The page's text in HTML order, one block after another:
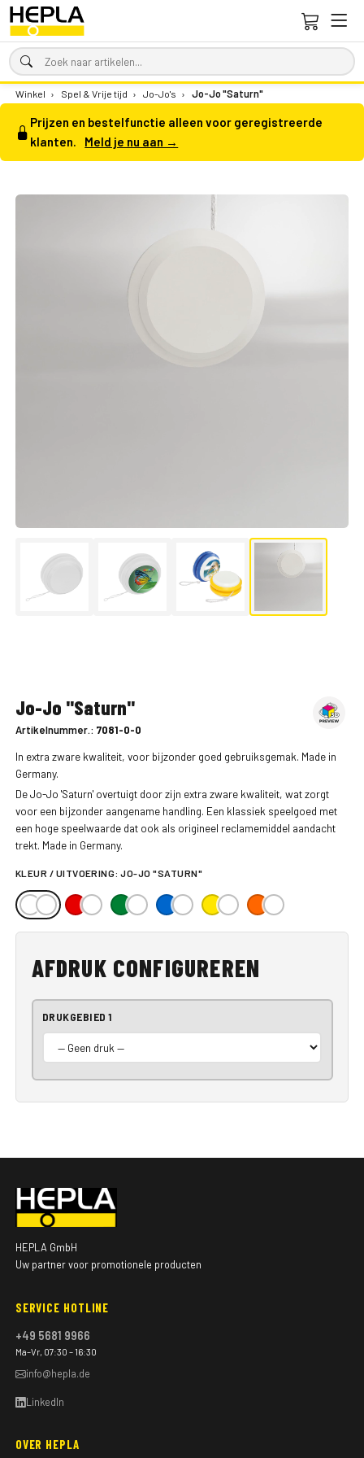
Winkel › Spel & Vrije tijd › Jo-Jo's › Jo-Jo "Saturn"
Prijzen en bestelfunctie alleen voor geregistreerde
klanten.
Meld je nu aan →
Jo-Jo "Saturn"
Artikelnummer.: 7081-0-0
In extra zware kwaliteit, voor bijzonder goed gebruiksgemak. Made in
Germany.
De Jo-Jo 'Saturn' overtuigt door zijn extra zware kwaliteit, wat zorgt
voor een bijzonder aangename handling. Een klassiek speelgoed met
een hoge speelwaarde dat ook als origineel reclamemiddel aandacht
trekt. Made in Germany.
KLEUR / UITVOERING:JO-JO "SATURN"
AFDRUK CONFIGUREREN
DRUKGEBIED 1
HEPLA GmbH
Uw partner voor promotionele producten
SERVICE HOTLINE
+49 5681 9966
Ma–Vr, 07:30 – 16:30
info@hepla.de
LinkedIn
OVER HEPLA